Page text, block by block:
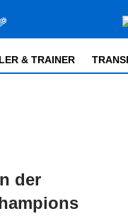
& TRAINER
der